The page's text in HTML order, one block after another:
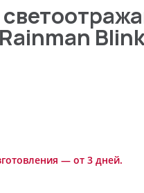
— от 3 дней.